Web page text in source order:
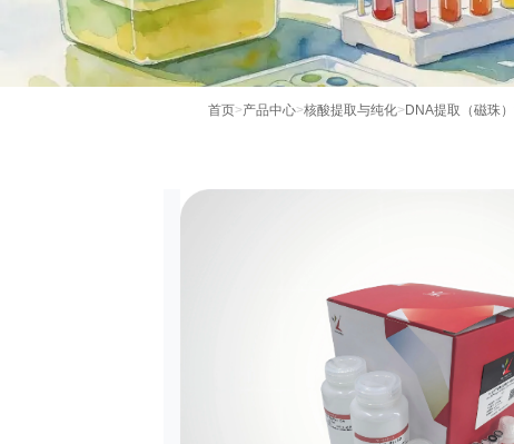
首页>产品中心>核酸提取与纯化> DNA提取（磁珠）